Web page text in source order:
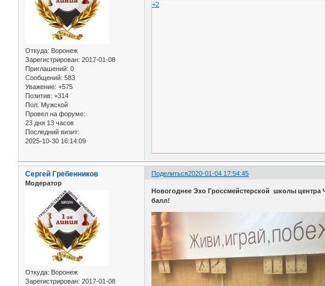
Откуда: Воронеж
Зарегистрирован: 2017-01-08
Приглашений: 0
Сообщений: 583
Уважение: +575
Позитив: +314
Пол: Мужской
Провел на форуме:
23 дня 13 часов
Последний визит:
2025-10-30 16:14:09
+2
Поделиться2020-01-04 17:54:45
Сергей Гребенников
Модератор
Откуда: Воронеж
Зарегистрирован: 2017-01-08
Новогоднее Эхо Гроссмейстерской школы центра
балл!